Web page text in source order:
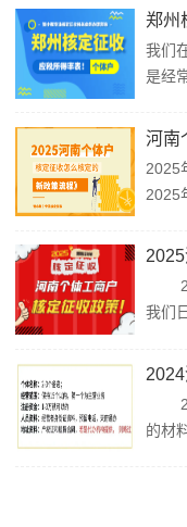
策”
者，
实、
郑州
我们
是经
无票
收个
位
河南
2025
2025
我们
征收
等问
2025
我们
力
的材
提供